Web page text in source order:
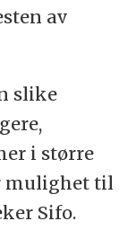
av
slike
i større
mulighet til
Sifo.